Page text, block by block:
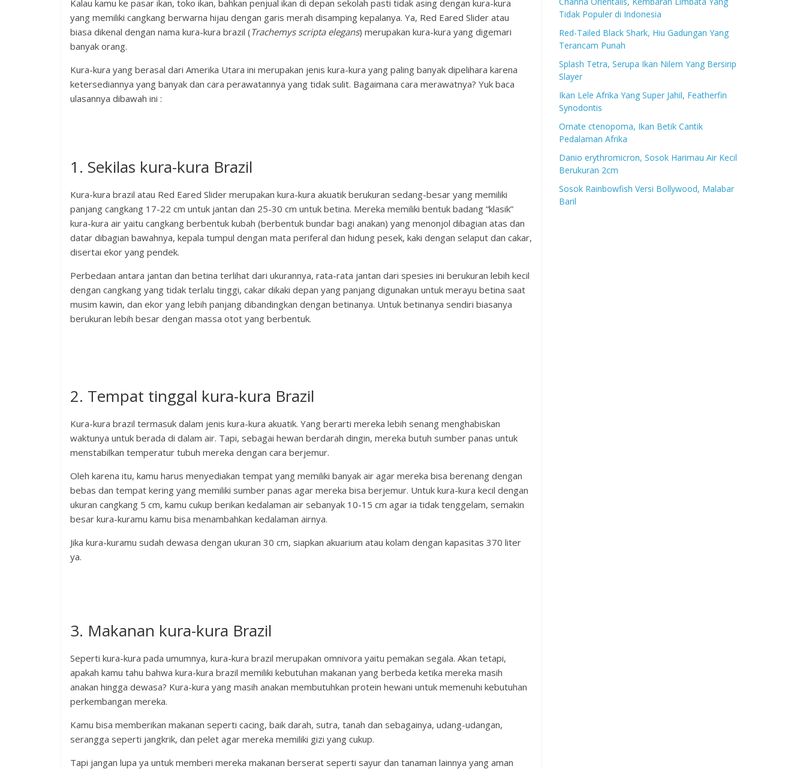
Kalau kamu ke pasar ikan, toko ikan, bahkan penjual ikan di depan sekolah pasti tidak asing dengan kura-kura
yang memiliki cangkang berwarna hijau dengan garis merah disamping kepalanya. Ya, Red Eared Slider atau
biasa dikenal dengan nama kura-kura brazil (Trachemys scripta elegans) merupakan kura-kura yang digemari
banyak orang.
Kura-kura yang berasal dari Amerika Utara ini merupakan jenis kura-kura yang paling banyak dipelihara karena
ketersediannya yang banyak dan cara perawatannya yang tidak sulit. Bagaimana cara merawatnya? Yuk baca
ulasannya dibawah ini :
1. Sekilas kura-kura Brazil
Kura-kura brazil atau Red Eared Slider merupakan kura-kura akuatik berukuran sedang-besar yang memiliki
panjang cangkang 17-22 cm untuk jantan dan 25-30 cm untuk betina. Mereka memiliki bentuk badang “klasik”
kura-kura air yaitu cangkang berbentuk kubah (berbentuk bundar bagi anakan) yang menonjol dibagian atas dan
datar dibagian bawahnya, kepala tumpul dengan mata periferal dan hidung pesek, kaki dengan selaput dan cakar,
disertai ekor yang pendek.
Perbedaan antara jantan dan betina terlihat dari ukurannya, rata-rata jantan dari spesies ini berukuran lebih kecil
dengan cangkang yang tidak terlalu tinggi, cakar dikaki depan yang panjang digunakan untuk merayu betina saat
musim kawin, dan ekor yang lebih panjang dibandingkan dengan betinanya. Untuk betinanya sendiri biasanya
berukuran lebih besar dengan massa otot yang berbentuk.
2. Tempat tinggal kura-kura Brazil
Kura-kura brazil termasuk dalam jenis kura-kura akuatik. Yang berarti mereka lebih senang menghabiskan
waktunya untuk berada di dalam air. Tapi, sebagai hewan berdarah dingin, mereka butuh sumber panas untuk
menstabilkan temperatur tubuh mereka dengan cara berjemur.
Oleh karena itu, kamu harus menyediakan tempat yang memiliki banyak air agar mereka bisa berenang dengan
bebas dan tempat kering yang memiliki sumber panas agar mereka bisa berjemur. Untuk kura-kura kecil dengan
ukuran cangkang 5 cm, kamu cukup berikan kedalaman air sebanyak 10-15 cm agar ia tidak tenggelam, semakin
besar kura-kuramu kamu bisa menambahkan kedalaman airnya.
Jika kura-kuramu sudah dewasa dengan ukuran 30 cm, siapkan akuarium atau kolam dengan kapasitas 370 liter
ya.
3. Makanan kura-kura Brazil
Seperti kura-kura pada umumnya, kura-kura brazil merupakan omnivora yaitu pemakan segala. Akan tetapi,
apakah kamu tahu bahwa kura-kura brazil memiliki kebutuhan makanan yang berbeda ketika mereka masih
anakan hingga dewasa? Kura-kura yang masih anakan membutuhkan protein hewani untuk memenuhi kebutuhan
perkembangan mereka.
Kamu bisa memberikan makanan seperti cacing, baik darah, sutra, tanah dan sebagainya, udang-udangan,
serangga seperti jangkrik, dan pelet agar mereka memiliki gizi yang cukup.
Tapi jangan lupa ya untuk memberi mereka makanan berserat seperti sayur dan tanaman lainnya yang aman
Tidak Populer di Indonesia
Red-Tailed Black Shark, Hiu Gadungan Yang
Terancam Punah
Splash Tetra, Serupa Ikan Nilem Yang Bersirip
Slayer
Ikan Lele Afrika Yang Super Jahil, Featherfin
Synodontis
Ornate ctenopoma, Ikan Betik Cantik
Pedalaman Afrika
Danio erythromicron, Sosok Harimau Air Kecil
Berukuran 2cm
Sosok Rainbowfish Versi Bollywood, Malabar
Baril